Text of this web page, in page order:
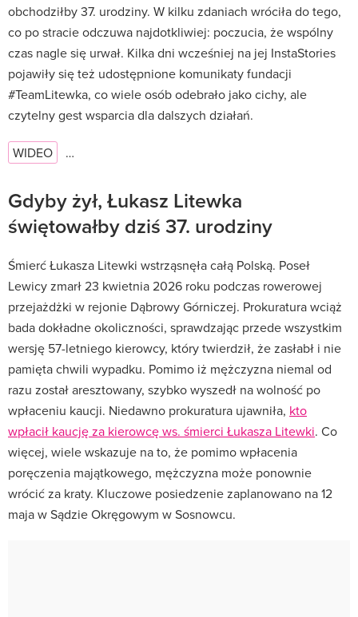
obchodziłby 37. urodziny. W kilku zdaniach wróciła do tego,
co po stracie odczuwa najdotkliwiej: poczucia, że wspólny
czas nagle się urwał. Kilka dni wcześniej na jej InstaStories
pojawiły się też udostępnione komunikaty fundacji
#TeamLitewka, co wiele osób odebrało jako cichy, ale
czytelny gest wsparcia dla dalszych działań.
WIDEO …
Gdyby żył, Łukasz Litewka
świętowałby dziś 37. urodziny
Śmierć Łukasza Litewki wstrząsnęła całą Polską. Poseł
Lewicy zmarł 23 kwietnia 2026 roku podczas rowerowej
przejażdżki w rejonie Dąbrowy Górniczej. Prokuratura wciąż
bada dokładne okoliczności, sprawdzając przede wszystkim
wersję 57-letniego kierowcy, który twierdził, że zasłabł i nie
pamięta chwili wypadku. Pomimo iż mężczyzna niemal od
razu został aresztowany, szybko wyszedł na wolność po
wpłaceniu kaucji. Niedawno prokuratura ujawniła, kto
wpłacił kaucję za kierowcę ws. śmierci Łukasza Litewki. Co
więcej, wiele wskazuje na to, że pomimo wpłacenia
poręczenia majątkowego, mężczyzna może ponownie
wrócić za kraty. Kluczowe posiedzenie zaplanowano na 12
maja w Sądzie Okręgowym w Sosnowcu.